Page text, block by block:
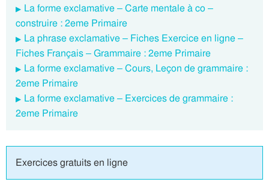
La forme exclamative – Carte mentale à co –
construire : 2eme Primaire
La phrase exclamative – Fiches Exercice en ligne –
Fiches Français – Grammaire : 2eme Primaire
La forme exclamative – Cours, Leçon de grammaire :
2eme Primaire
La forme exclamative – Exercices de grammaire :
2eme Primaire
Exercices gratuits en ligne